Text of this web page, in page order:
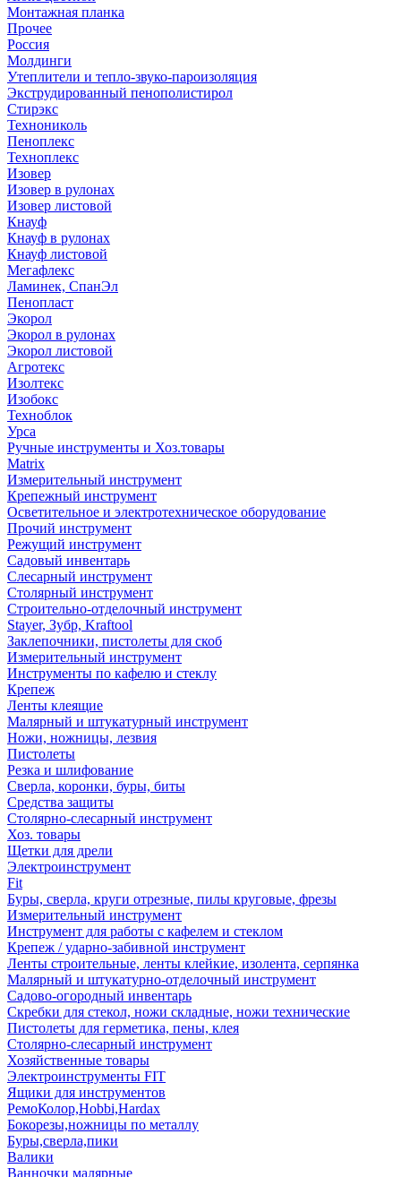
Монтажная планка
Прочее
Россия
Молдинги
Утеплители и тепло-звуко-пароизоляция
Экструдированный пенополистирол
Стирэкс
Технониколь
Пеноплекс
Техноплекс
Изовер
Изовер в рулонах
Изовер листовой
Кнауф
Кнауф в рулонах
Кнауф листовой
Мегафлекс
Ламинек, СпанЭл
Пенопласт
Экорол
Экорол в рулонах
Экорол листовой
Агротекс
Изолтекс
Изобокс
Техноблок
Урса
Ручные инструменты и Хоз.товары
Matrix
Измерительный инструмент
Крепежный инструмент
Осветительное и электротехническое оборудование
Прочий инструмент
Режущий инструмент
Садовый инвентарь
Слесарный инструмент
Столярный инструмент
Строительно-отделочный инструмент
Stayer, Зубр, Kraftool
Заклепочники, пистолеты для скоб
Измерительный инструмент
Инструменты по кафелю и стеклу
Крепеж
Ленты клеящие
Малярный и штукатурный инструмент
Ножи, ножницы, лезвия
Пистолеты
Резка и шлифование
Сверла, коронки, буры, биты
Средства защиты
Столярно-слесарный инструмент
Хоз. товары
Щетки для дрели
Электроинструмент
Fit
Буры, сверла, круги отрезные, пилы круговые, фрезы
Измерительный инструмент
Инструмент для работы с кафелем и стеклом
Крепеж / ударно-забивной инструмент
Ленты строительные, ленты клейкие, изолента, серпянка
Малярный и штукатурно-отделочный инструмент
Садово-огородный инвентарь
Скребки для стекол, ножи складные, ножи технические
Пистолеты для герметика, пены, клея
Столярно-слесарный инструмент
Хозяйственные товары
Электроинструменты FIT
Ящики для инструментов
РемоКолор,Hobbi,Hardax
Бокорезы,ножницы по металлу
Буры,сверла,пики
Валики
Ванночки малярные